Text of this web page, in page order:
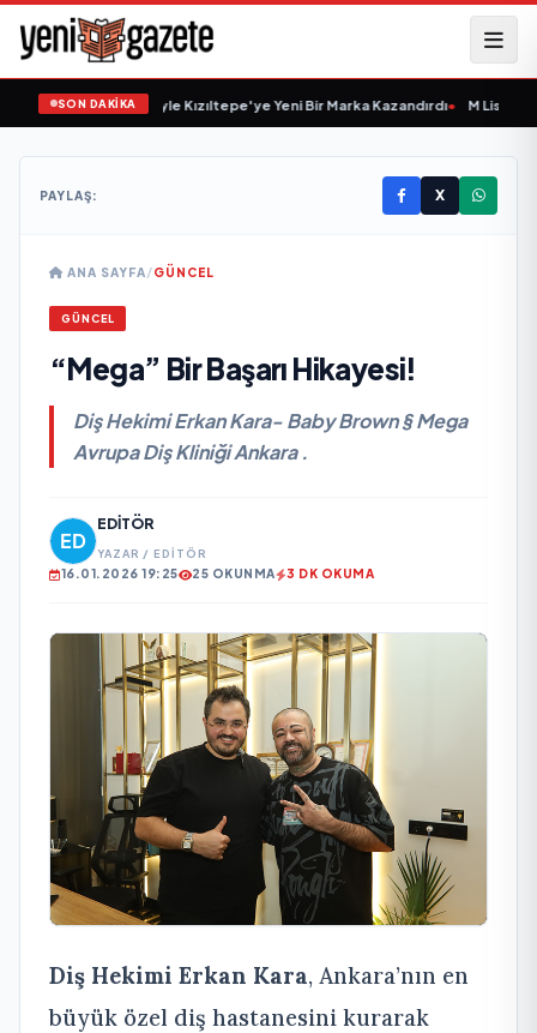
SON DAKİKA
Esnaflık Tecrübesiyle Kızıltepe'ye Yeni Bir Marka Kazandırdı• M Lisa ve
PAYLAŞ: X
ANA SAYFA/GÜNCEL
GÜNCEL
“Mega” Bir Başarı Hikayesi!
Diş Hekimi Erkan Kara- Baby Brown § Mega
Avrupa Diş Kliniği Ankara .
EDITÖR
YAZAR / EDITÖR
16.01.2026 19:25 25 OKUNMA 3 DK OKUMA
Diş Hekimi Erkan Kara, Ankara’nın en
büyük özel diş hastanesini kurarak